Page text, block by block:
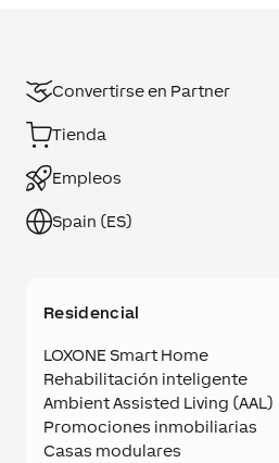
Convertirse en Partner
Tienda
Empleos
Spain (ES)
Residencial
LOXONE Smart Home
Rehabilitación inteligente
Ambient Assisted Living (AAL)
Promociones inmobiliarias
Casas modulares